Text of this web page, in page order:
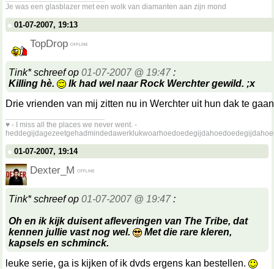
Je was een glasblazer met een wolk van diamanten aan zijn mond
01-07-2007, 19:13
TopDrop
Tink* schreef op 01-07-2007 @ 19:47:
Killing hè.
Ik had wel naar Rock Werchter gewild. ;x
Drie vrienden van mij zitten nu in Werchter uit hun dak te
♥ - I miss all the places we never went. -
01-07-2007, 19:14
Dexter_M
Tink* schreef op 01-07-2007 @ 19:47:
Oh en ik kijk duisent afleveringen van The Tribe, dat
kennen jullie vast nog wel.
Met die rare kleren,
kapsels en schminck.
leuke serie, ga is kijken of ik dvds ergens kan bestellen.